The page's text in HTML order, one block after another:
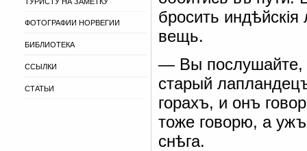
ФОТОГРАФИИ НОРВЕГИИ
БИБЛИОТЕКА
ССЫЛКИ
СТАТЬИ
бросить
вещь.
— Вы послушайте,
старый
горахъ, и онъ
тоже говорю, а
снѣга.